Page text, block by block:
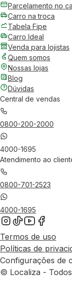
Parcelamento no
Carro na troca
Tabela Fipe
Carro Ideal
Venda para lojistas
Quem somos
Nossas lojas
Blog
Dúvidas
Central de vendas
0800-200-2000
4000-1695
Atendimento ao
0800-701-2523
4000-1695
Termos de uso
Políticas de
Configurações de
© Localiza -